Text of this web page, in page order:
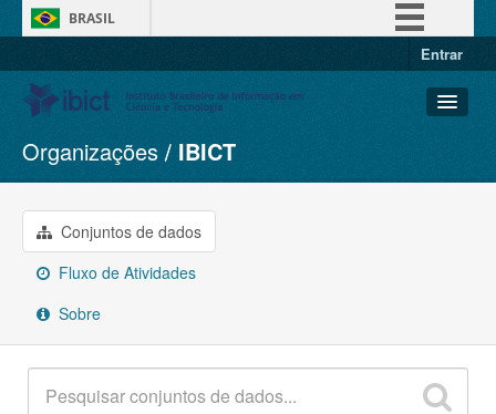
BRASIL
Entrar
Conjuntos de dados
Organizações
Grupos
Sobre
Organizações IBICT
Conjuntos de dados
Fluxo de Atividades
Sobre